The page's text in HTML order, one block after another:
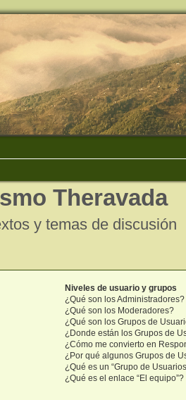
Theravada
y temas de discusión
Niveles de usuario y grupos
¿Qué son los Administradores?
¿Qué son los Moderadores?
¿Qué son los Grupos de
¿Donde están los Grupos de
¿Cómo me convierto en
¿Por qué algunos Grupos de
¿Qué es un “Grupo de
¿Qué es el enlace “El equipo”?